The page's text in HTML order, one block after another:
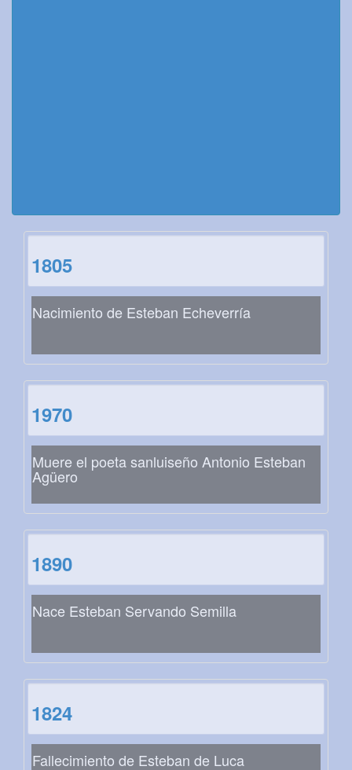
1805
Nacimiento de Esteban Echeverría
1970
Muere el poeta sanluiseño Antonio Esteban
Agüero
1890
Nace Esteban Servando Semilla
1824
Fallecimiento de Esteban de Luca